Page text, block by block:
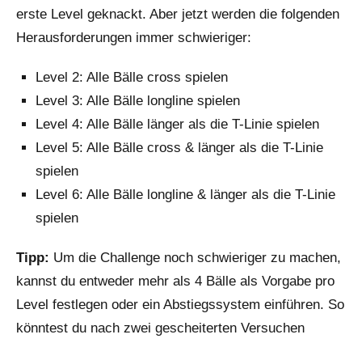
erste Level geknackt. Aber jetzt werden die folgenden
Herausforderungen immer schwieriger:
Level 2: Alle Bälle cross spielen
Level 3: Alle Bälle longline spielen
Level 4: Alle Bälle länger als die T-Linie spielen
Level 5: Alle Bälle cross & länger als die T-Linie
spielen
Level 6: Alle Bälle longline & länger als die T-Linie
spielen
Tipp: Um die Challenge noch schwieriger zu machen,
kannst du entweder mehr als 4 Bälle als Vorgabe pro
Level festlegen oder ein Abstiegssystem einführen. So
könntest du nach zwei gescheiterten Versuchen